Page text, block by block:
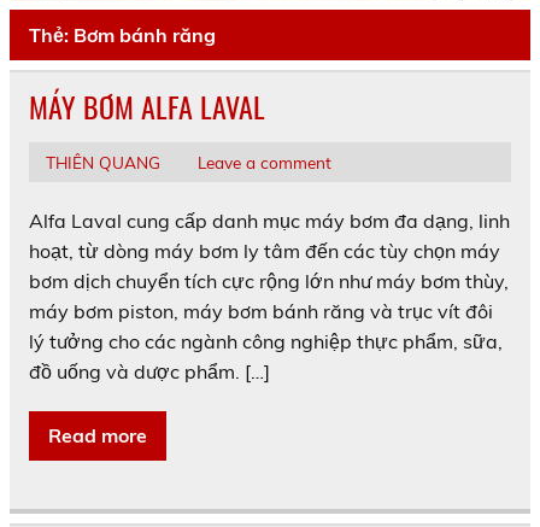
Thẻ: Bơm bánh răng
MÁY BƠM ALFA LAVAL
THIÊN QUANG Leave a comment
Alfa Laval cung cấp danh mục máy bơm đa dạng, linh
hoạt, từ dòng máy bơm ly tâm đến các tùy chọn máy
bơm dịch chuyển tích cực rộng lớn như máy bơm thùy,
máy bơm piston, máy bơm bánh răng và trục vít đôi
lý tưởng cho các ngành công nghiệp thực phẩm, sữa,
đồ uống và dược phẩm. […]
Read more